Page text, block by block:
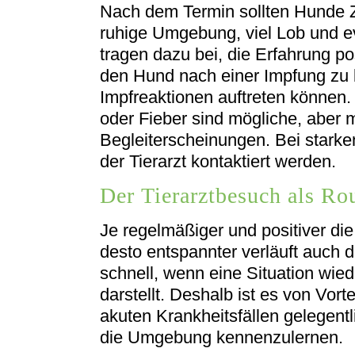
Nach dem Termin sollten
ruhige Umgebung, viel Lob und
tragen dazu bei, die Erfahrung
den Hund nach einer Impfung
Impfreaktionen auftreten
oder Fieber sind mögliche, aber
Begleiterscheinungen. Bei
der Tierarzt kontaktiert werden.
Der Tierarztbesuch als
Je regelmäßiger und positiver
desto entspannter verläuft auch
schnell, wenn eine Situation
darstellt. Deshalb ist es von
akuten Krankheitsfällen
die Umgebung kennenzulernen.